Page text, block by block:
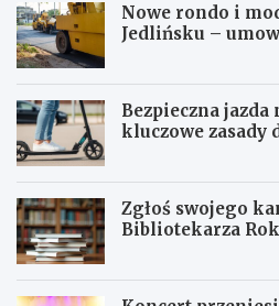
Nowe rondo i
Jedlińsku –
Bezpieczna jazda
kluczowe zasady
Zgłoś swojego
Bibliotekarza